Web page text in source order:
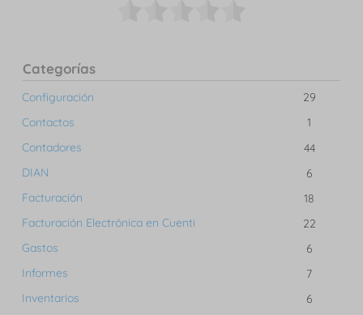
Categorías
Configuración
29
Contactos
1
Contadores
44
DIAN
6
Facturación
18
Facturación Electrónica en Cuenti
22
Gastos
6
Informes
7
Inventarios
6